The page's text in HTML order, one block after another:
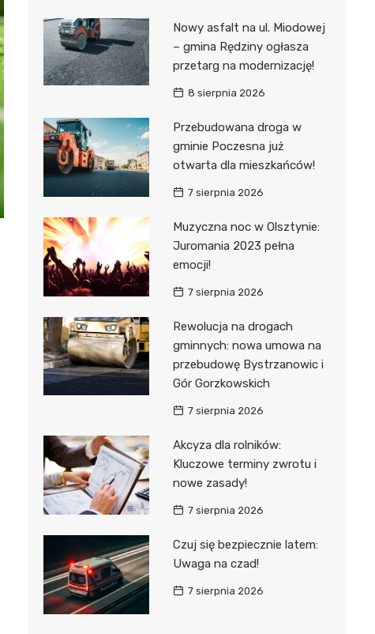
Nowy asfalt na ul. Miodowej
– gmina Rędziny ogłasza
przetarg na modernizację!
8 sierpnia 2026
Przebudowana droga w
gminie Poczesna już
otwarta dla mieszkańców!
7 sierpnia 2026
Muzyczna noc w Olsztynie:
Juromania 2023 pełna
emocji!
7 sierpnia 2026
Rewolucja na drogach
gminnych: nowa umowa na
przebudowę Bystrzanowic i
Gór Gorzkowskich
7 sierpnia 2026
Akcyza dla rolników:
Kluczowe terminy zwrotu i
nowe zasady!
7 sierpnia 2026
Czuj się bezpiecznie latem:
Uwaga na czad!
7 sierpnia 2026